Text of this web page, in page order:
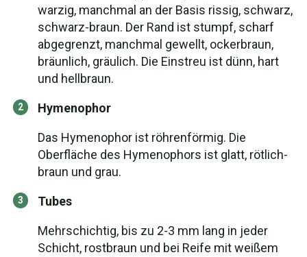
warzig, manchmal an der Basis rissig, schwarz,
schwarz-braun. Der Rand ist stumpf, scharf
abgegrenzt, manchmal gewellt, ockerbraun,
bräunlich, gräulich. Die Einstreu ist dünn, hart
und hellbraun.
Hymenophor
Das Hymenophor ist röhrenförmig. Die
Oberfläche des Hymenophors ist glatt, rötlich-
braun und grau.
Tubes
Mehrschichtig, bis zu 2-3 mm lang in jeder
Schicht, rostbraun und bei Reife mit weißem